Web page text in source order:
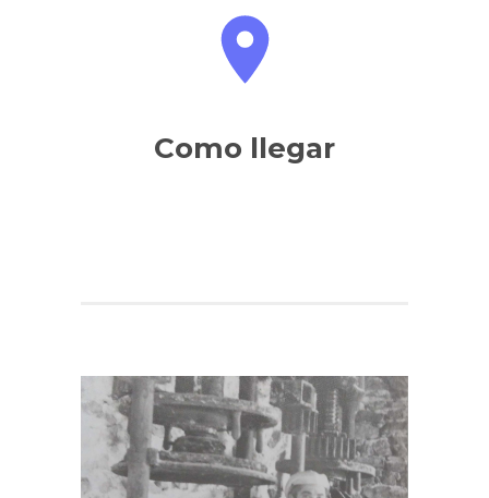
Como llegar